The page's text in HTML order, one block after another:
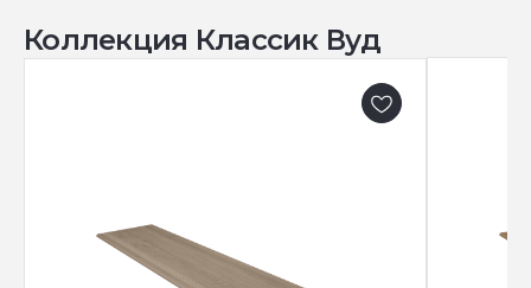
Коллекция Классик Вуд